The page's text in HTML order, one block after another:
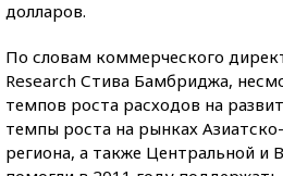
долларов.
По словам коммерческого
Research Стива Бамбриджа,
темпов роста расходов на
темпы роста на рынках
региона, а также Центральной и